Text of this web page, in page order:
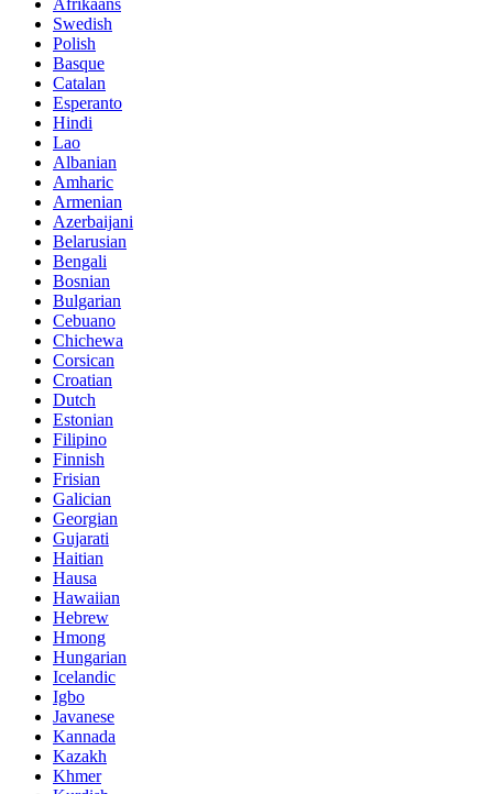
Afrikaans
Swedish
Polish
Basque
Catalan
Esperanto
Hindi
Lao
Albanian
Amharic
Armenian
Azerbaijani
Belarusian
Bengali
Bosnian
Bulgarian
Cebuano
Chichewa
Corsican
Croatian
Dutch
Estonian
Filipino
Finnish
Frisian
Galician
Georgian
Gujarati
Haitian
Hausa
Hawaiian
Hebrew
Hmong
Hungarian
Icelandic
Igbo
Javanese
Kannada
Kazakh
Khmer